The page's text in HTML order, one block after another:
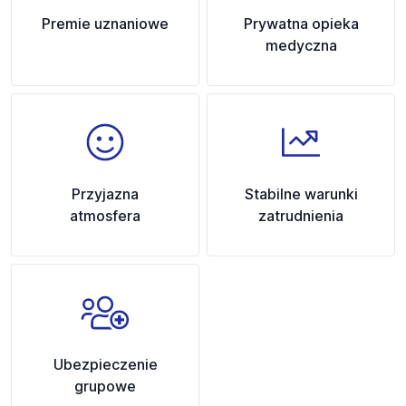
Premie uznaniowe
Prywatna opieka
medyczna
Przyjazna
atmosfera
Stabilne warunki
zatrudnienia
Ubezpieczenie
grupowe